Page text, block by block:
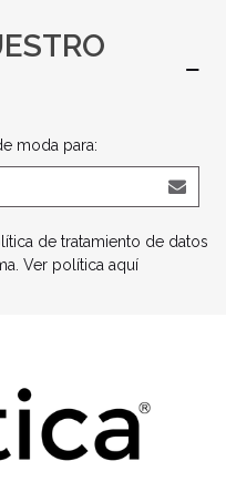
moda para:
de tratamiento de datos
Ver política aquí